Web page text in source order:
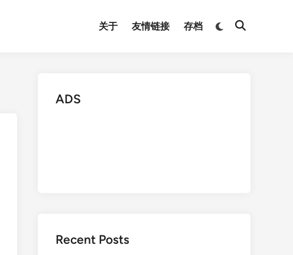
关于 友情链接 存档
Switch
Open
ADS
Recent Posts